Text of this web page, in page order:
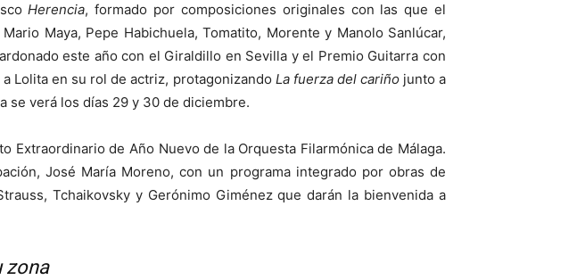
Herencia, formado por composiciones originales con las que el
Maya, Pepe Habichuela, Tomatito, Morente y Manolo Sanlúcar,
este año con el Giraldillo en Sevilla y el Premio Guitarra con
Lolita en su rol de actriz, protagonizando La fuerza del cariñojunto a
se verá los días 29 y 30 de diciembre.
de Año Nuevo de la Orquesta Filarmónica de Málaga.
José María Moreno, con un programa integrado por obras de
Tchaikovsky y Gerónimo Giménez que darán la bienvenida a
zona